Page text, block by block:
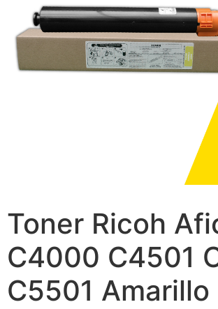
Toner Ricoh
C4000 C4501
C5501 Amarillo